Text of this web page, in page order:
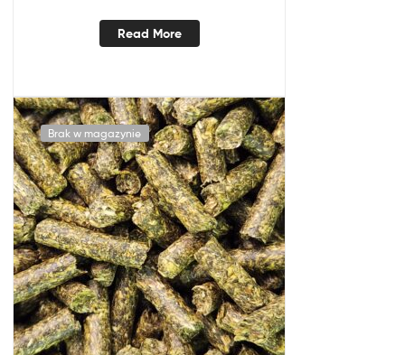
Read More
Brak w magazynie